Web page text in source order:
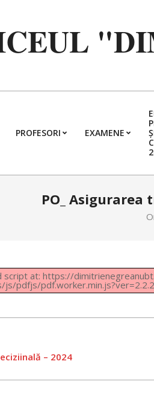
PROFESORI EXAMENE
PO_
script at: https://
pdfjs/
– 2024